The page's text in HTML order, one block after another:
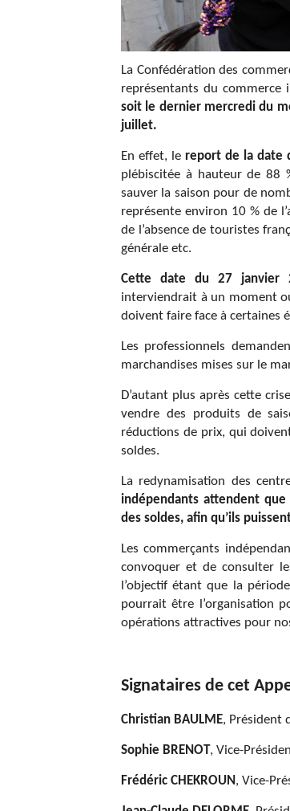
La Confédération des
représentants du commerce
soit le dernier mercredi du
juillet.
En effet, le report de la date
plébiscitée à hauteur de 88
sauver la saison pour de
représente environ 10 % de
de l’absence de touristes
générale etc.
Cette date du 27 janvier
interviendrait à un moment
doivent faire face à certaines
Les professionnels
marchandises mises sur le
D’autant plus après cette
vendre des produits de
réductions de prix, qui
soldes.
La redynamisation des
indépendants attendent
des soldes, afin qu’ils
Les commerçants
convoquer et de consulter
l’objectif étant que la
pourrait être l’organisation
opérations attractives pour
Signataires de cet
Christian BAULME, Président
Sophie BRENOT, Vice-
Frédéric CHEKROUN, Vice-